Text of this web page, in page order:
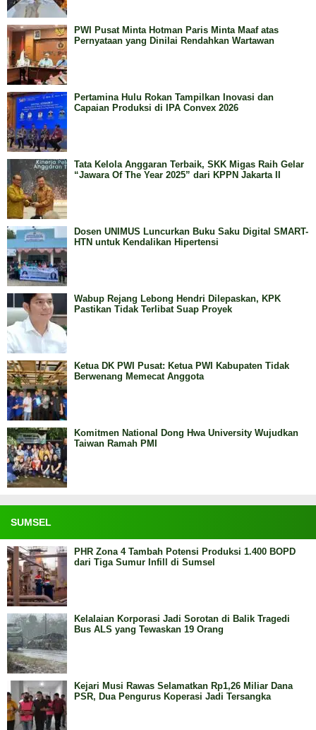
PWI Pusat Minta Hotman Paris Minta Maaf atas
Pernyataan yang Dinilai Rendahkan Wartawan
Pertamina Hulu Rokan Tampilkan Inovasi dan
Capaian Produksi di IPA Convex 2026
Tata Kelola Anggaran Terbaik, SKK Migas Raih Gelar
“Jawara Of The Year 2025” dari KPPN Jakarta II
Dosen UNIMUS Luncurkan Buku Saku Digital SMART-
HTN untuk Kendalikan Hipertensi
Wabup Rejang Lebong Hendri Dilepaskan, KPK
Pastikan Tidak Terlibat Suap Proyek
Ketua DK PWI Pusat: Ketua PWI Kabupaten Tidak
Berwenang Memecat Anggota
Komitmen National Dong Hwa University Wujudkan
Taiwan Ramah PMI
SUMSEL
PHR Zona 4 Tambah Potensi Produksi 1.400 BOPD
dari Tiga Sumur Infill di Sumsel
Kelalaian Korporasi Jadi Sorotan di Balik Tragedi
Bus ALS yang Tewaskan 19 Orang
Kejari Musi Rawas Selamatkan Rp1,26 Miliar Dana
PSR, Dua Pengurus Koperasi Jadi Tersangka